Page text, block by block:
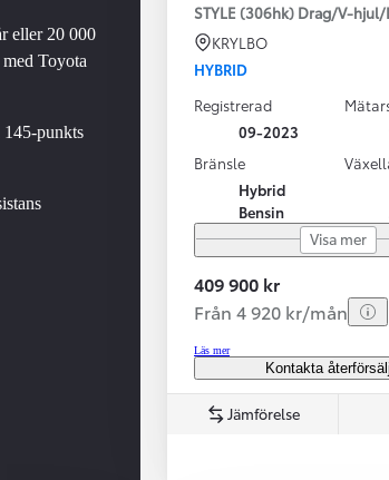
Från 324 900 kr
Från 3 194 kr/mån
Toyota C-HR
HYBRID & LADDHYBRID
eller 20 000
Toyota
punkts
STYLE (306hk) Drag/V-
KRYLBO
HYBRID
Registrerad
09-2023
Bränsle
Hybrid
Bensin
Visa mer
409 900 kr
Från 4 920 kr/mån
Läs mer
Kontakta
Jämförelse